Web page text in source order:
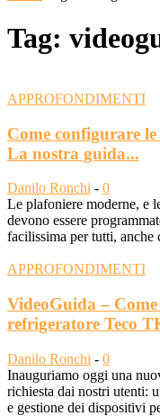
Tag:
APPROFONDIMENTI
Come configurare
La nostra guida...
Danilo Ronchi - 0
Le plafoniere moderne, e
devono essere
facilissima per tutti, anche
APPROFONDIMENTI
VideoGuida –
refrigeratore Teco
Danilo Ronchi - 0
Inauguriamo oggi una
richiesta dai nostri utenti:
e gestione dei dispositivi